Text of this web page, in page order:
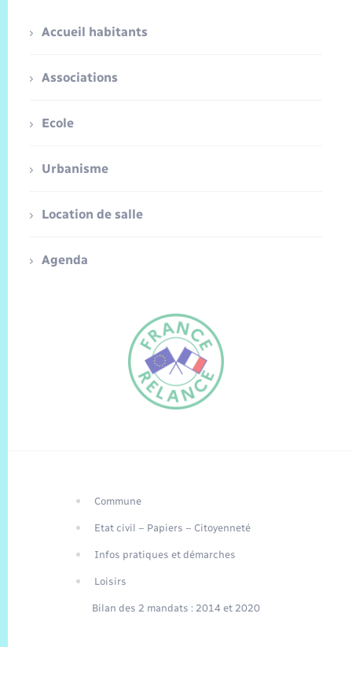
Traduction du
EN
Accueil habitants
Associations
Ecole
Urbanisme
Location de salle
Agenda
Commune
Etat civil – Papiers – Citoyenneté
Infos pratiques et démarches
Loisirs
Bilan des 2 mandats : 2014 et 2020